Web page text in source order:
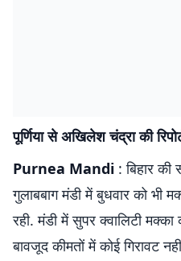
पूर्णिया से अखिलेश चंद्रा की
Purnea Mandi : बिहार
गुलाबबाग मंडी में बुधवार को भी
रही. मंडी में सुपर क्वालिटी
बावजूद कीमतों में कोई गिरावट